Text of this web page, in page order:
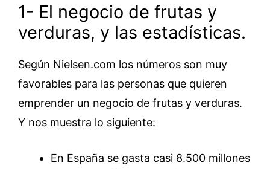
1- El negocio de frutas y
verduras, y las estadísticas.
Según Nielsen.com los números son muy
favorables para las personas que quieren
emprender un negocio de frutas y verduras.
Y nos muestra lo siguiente:
En España se gasta casi 8.500 millones